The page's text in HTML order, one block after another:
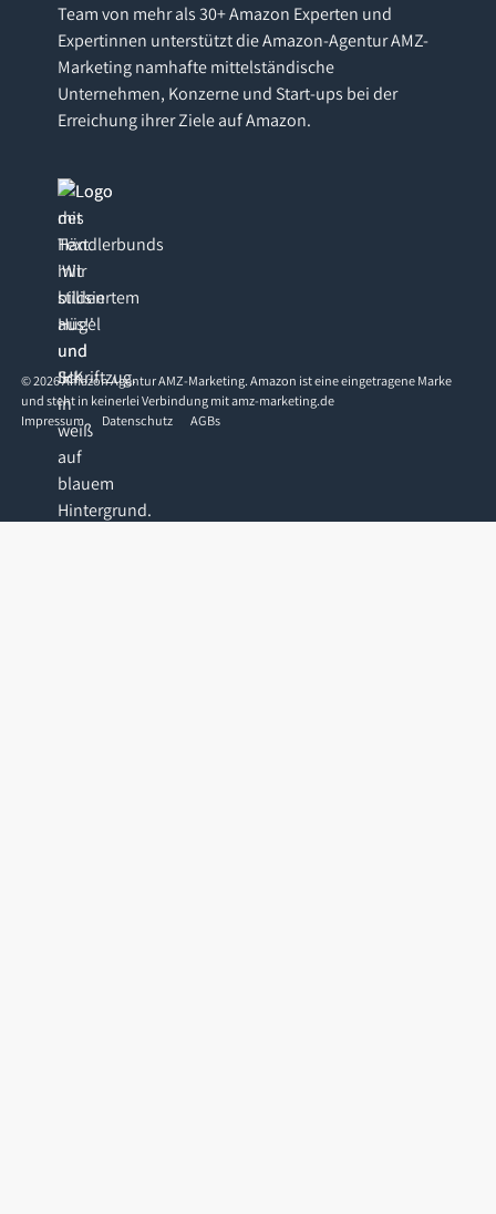
Team von mehr als 30+ Amazon Experten und
Expertinnen unterstützt die Amazon-Agentur AMZ-
Marketing namhafte mittelständische
Unternehmen, Konzerne und Start-ups bei der
Erreichung ihrer Ziele auf Amazon.
©2026Amazon Agentur AMZ-Marketing. Amazon ist eine eingetragene Marke
und steht in keinerlei Verbindung mit amz-marketing.de
Impressum
Datenschutz AGBs